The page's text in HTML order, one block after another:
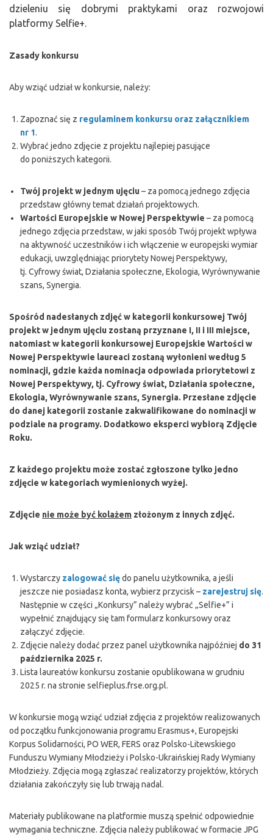
dzieleniu się dobrymi praktykami oraz rozwojowi
platformy Selfie+.
Zasady konkursu
Aby wziąć udział w konkursie, należy:
Zapoznać się z regulaminem konkursu oraz załącznikiem
nr 1.
Wybrać jedno zdjęcie z projektu najlepiej pasujące
do poniższych kategorii.
Twój projekt w jednym ujęciu– za pomocą jednego zdjęcia
przedstaw główny temat działań projektowych.
Wartości Europejskie w Nowej Perspektywie – za pomocą
jednego zdjęcia przedstaw, w jaki sposób Twój projekt wpływa
na aktywność uczestników i ich włączenie w europejski wymiar
edukacji, uwzględniając priorytety Nowej Perspektywy,
tj. Cyfrowy świat, Działania społeczne, Ekologia, Wyrównywanie
szans, Synergia.
Spośród nadesłanych zdjęć w kategorii konkursowej Twój
projekt w jednym ujęciu zostaną przyznane I, II i III miejsce,
natomiast w kategorii konkursowej Europejskie Wartości w
Nowej Perspektywie laureaci zostaną wyłonieni według 5
nominacji, gdzie każda nominacja odpowiada priorytetowi z
Nowej Perspektywy, tj. Cyfrowy świat, Działania społeczne,
Ekologia, Wyrównywanie szans, Synergia. Przesłane zdjęcie
do danej kategorii zostanie zakwalifikowane do nominacji w
podziale na programy. Dodatkowo eksperci wybiorą Zdjęcie
Roku.
Z każdego projektu może zostać zgłoszone tylko jedno
zdjęcie w kategoriach wymienionych wyżej.
Zdjęcie nie może być kolażem złożonym z innych zdjęć.
Jak wziąć udział?
Wystarczy zalogować siędo panelu użytkownika, a jeśli
jeszcze nie posiadasz konta, wybierz przycisk – zarejestruj się.
Następnie w części „Konkursy” należy wybrać „Selfie+” i
wypełnić znajdujący się tam formularz konkursowy oraz
załączyć zdjęcie.
Zdjęcie należy dodać przez panel użytkownika najpóźniej do 31
października 2025 r.
Lista laureatów konkursu zostanie opublikowana w grudniu
2025 r. na stronie selfieplus.frse.org.pl.
W konkursie mogą wziąć udział zdjęcia z projektów realizowanych
od początku funkcjonowania programu Erasmus+, Europejski
Korpus Solidarności, PO WER, FERS oraz Polsko-Litewskiego
Funduszu Wymiany Młodzieży i Polsko-Ukraińskiej Rady Wymiany
Młodzieży. Zdjęcia mogą zgłaszać realizatorzy projektów, których
działania zakończyły się lub trwają nadal.
Materiały publikowane na platformie muszą spełnić odpowiednie
wymagania techniczne. Zdjęcia należy publikować w formacie JPG